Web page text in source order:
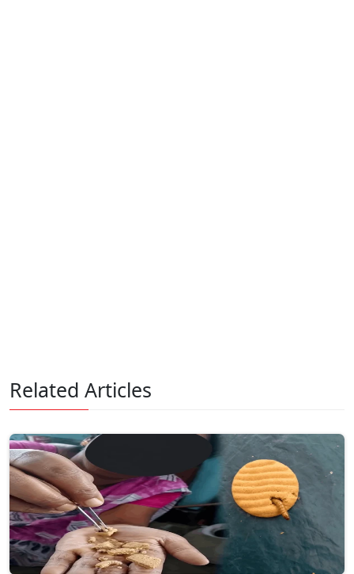
Related Articles